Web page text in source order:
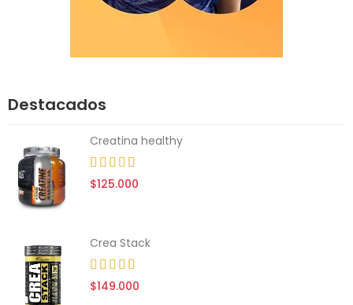
Destacados
Creatina healthy
$125.000
Crea Stack
$149.000